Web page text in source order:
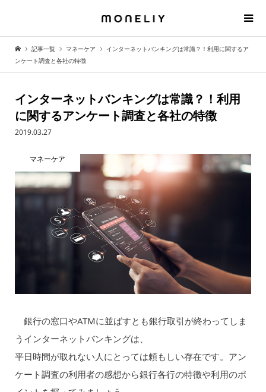
記事一覧 マネーケア
インターネットバンキングは常識？！利用に関するア
ンケート調査と各社の特徴
インターネットバンキングは常識？！利用
に関するアンケート調査と各社の特徴
2019.03.27
マネーケア
銀行の窓口やATMに並ばすとも銀行取引が終わってしま
うインターネットバンキングは、
平日時間が取れない人にとっては頼もしい存在です。アン
ケート調査の利用者の感想から銀行各行の特徴や利用のポ